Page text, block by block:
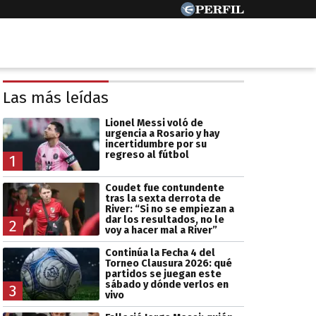
Las más leídas
1
Lionel Messi voló de
urgencia a Rosario y hay
incertidumbre por su
regreso al fútbol
2
Coudet fue contundente
tras la sexta derrota de
River: “Si no se empiezan a
dar los resultados, no le
voy a hacer mal a River”
3
Continúa la Fecha 4 del
Torneo Clausura 2026: qué
partidos se juegan este
sábado y dónde verlos en
vivo